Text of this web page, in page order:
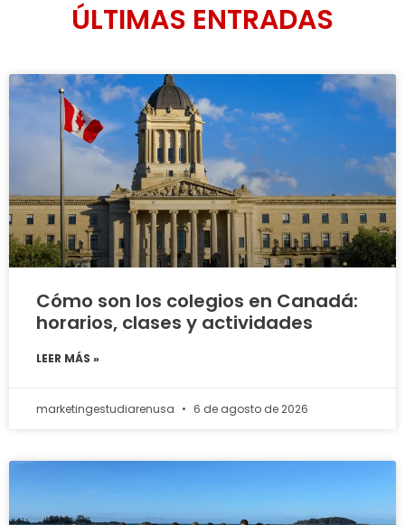
ÚLTIMAS ENTRADAS
Cómo son los colegios en Canadá:
horarios, clases y actividades
LEER MÁS »
marketingestudiarenusa 6 de agosto de 2026